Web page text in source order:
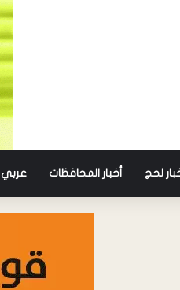
لحج أخبار المحافظات